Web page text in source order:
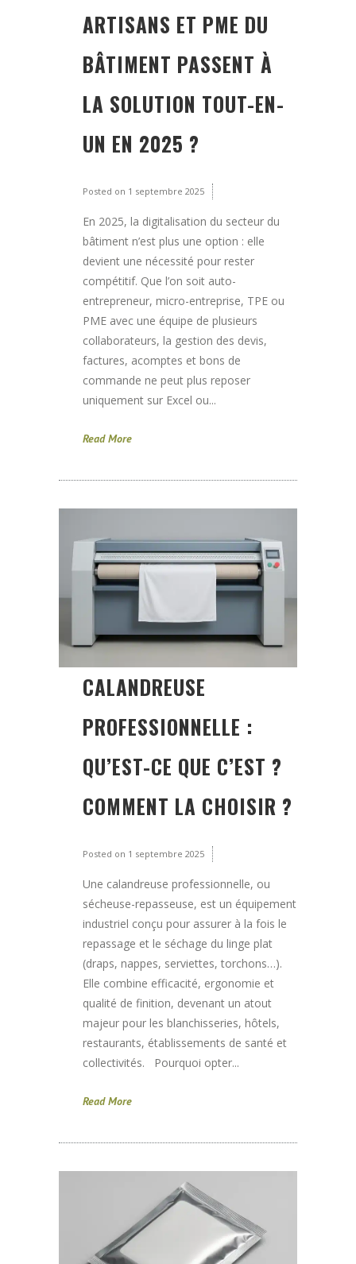
ARTISANS ET PME DU
BÂTIMENT PASSENT À
LA SOLUTION TOUT-EN-
UN EN 2025 ?
Posted on 1 septembre 2025
En 2025, la digitalisation du secteur du
bâtiment n’est plus une option : elle
devient une nécessité pour rester
compétitif. Que l’on soit auto-
entrepreneur, micro-entreprise, TPE ou
PME avec une équipe de plusieurs
collaborateurs, la gestion des devis,
factures, acomptes et bons de
commande ne peut plus reposer
uniquement sur Excel ou...
Read More
CALANDREUSE
PROFESSIONNELLE :
QU’EST-CE QUE C’EST ?
COMMENT LA CHOISIR ?
Posted on 1 septembre 2025
Une calandreuse professionnelle, ou
sécheuse-repasseuse, est un équipement
industriel conçu pour assurer à la fois le
repassage et le séchage du linge plat
(draps, nappes, serviettes, torchons…).
Elle combine efficacité, ergonomie et
qualité de finition, devenant un atout
majeur pour les blanchisseries, hôtels,
restaurants, établissements de santé et
collectivités. Pourquoi opter...
Read More